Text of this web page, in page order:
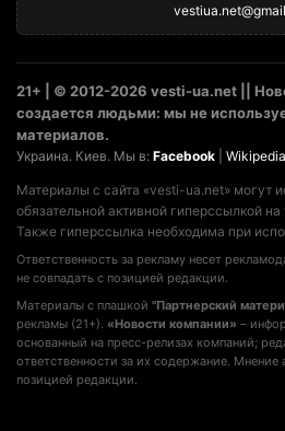
21+ | © 2012-2026 vesti-ua.net ||
создается людьми: мы не
материалов.
Украина. Киев. Мы в: Facebook Wikipedia
Материалы с сайта «vesti-ua.net» могут
обязательной активной гиперссылкой
Также гиперссылка необходима при
Ответственность за рекламу несет
не совпадать с позицией редакции.
Материалы с плашкой "Партнерский
рекламы (21+). «Новости компании» –
основанный на пресс-релизах компаний;
ответственности за их содержание.
позицией редакции.